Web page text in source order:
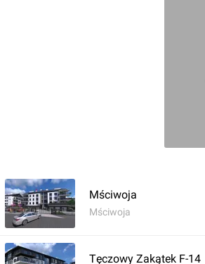
Mściwoja
Mściwoja
Tęczowy Zakątek F-14